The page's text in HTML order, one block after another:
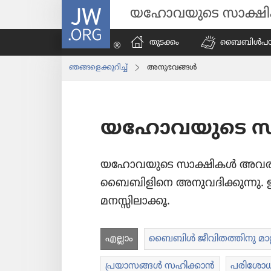
JW.ORG യഹോവയുടെ
തുടക്കം
ഞങ്ങളെ​ക്കു​റിച്ച്‌ അനുഭ​വങ്ങൾ
യഹോ​വ​യു​ടെ
യഹോ​വ​യു​ടെ സാക്ഷികൾ
ബൈബി​ളി​നെ അനുവ​ദി​ക്കു​ന്നു.
മനസ്സി​ലാ​ക്കൂ.
എല്ലാം ബൈബിൾ ജീവി​ത​ത്തി​നു
പ്രയാ​സങ്ങൾ സഹിക്കാൻ